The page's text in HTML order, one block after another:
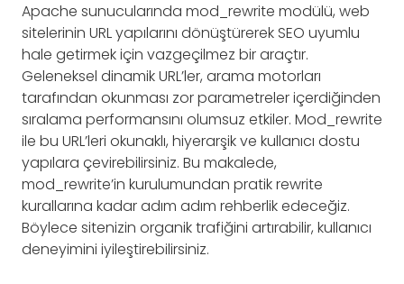
Apache sunucularında mod_rewrite modülü, web
sitelerinin URL yapılarını dönüştürerek SEO uyumlu
hale getirmek için vazgeçilmez bir araçtır.
Geleneksel dinamik URL’ler, arama motorları
tarafından okunması zor parametreler içerdiğinden
sıralama performansını olumsuz etkiler. Mod_rewrite
ile bu URL’leri okunaklı, hiyerarşik ve kullanıcı dostu
yapılara çevirebilirsiniz. Bu makalede,
mod_rewrite’in kurulumundan pratik rewrite
kurallarına kadar adım adım rehberlik edeceğiz.
Böylece sitenizin organik trafiğini artırabilir, kullanıcı
deneyimini iyileştirebilirsiniz.